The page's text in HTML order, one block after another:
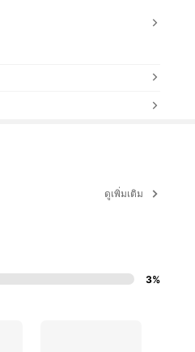
ดูเพิ่มเติม
3%